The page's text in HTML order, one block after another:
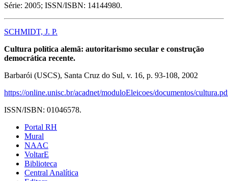
Série: 2005; ISSN/ISBN: 14144980.
SCHMIDT, J. P.
Cultura política alemã: autoritarismo secular e construção
democrática recente.
Barbarói (USCS), Santa Cruz do Sul, v. 16, p. 93-108, 2002
https://online.unisc.br/acadnet/moduloEleicoes/documentos/
ISSN/ISBN: 01046578.
Portal RH
Mural
NAAC
VoltarE
Biblioteca
Central Analítica